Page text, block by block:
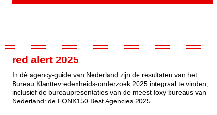
red alert 2025
In dè agency-guide van Nederland zijn de resultaten van het
Bureau Klanttevredenheids-onderzoek 2025 integraal te vinden,
inclusief de bureaupresentaties van de meest foxy bureaus van
Nederland: de FONK150 Best Agencies 2025.